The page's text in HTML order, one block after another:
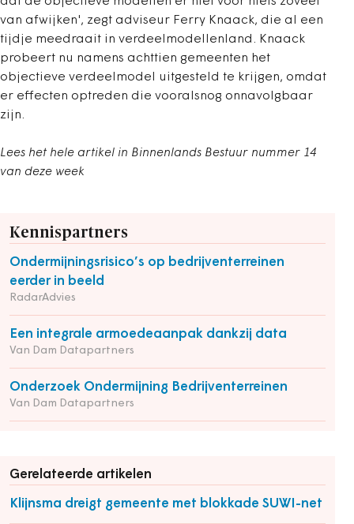
van afwijken', zegt adviseur Ferry Knaack, die al een
tijdje meedraait in verdeelmodellenland. Knaack
probeert nu namens achttien gemeenten het
objectieve verdeelmodel uitgesteld te krijgen, omdat
er effecten optreden die vooralsnog onnavolgbaar
zijn.
Lees het hele artikel in Binnenlands Bestuur nummer 14
van deze week
Kennispartners
Ondermijningsrisico’s op bedrijventerreinen
eerder in beeld
RadarAdvies
Een integrale armoedeaanpak dankzij data
Van Dam Datapartners
Onderzoek Ondermijning Bedrijventerreinen
Van Dam Datapartners
Gerelateerde artikelen
Klijnsma dreigt gemeente met blokkade SUWI-net